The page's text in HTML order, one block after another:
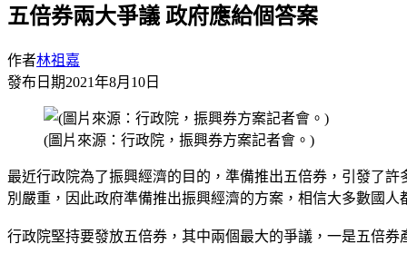
五倍券兩大爭議 政府應給個答案
作者林祖嘉
發布日期2021年8月10日
(圖片來源：行政院，振興券方案記者會。)
最近行政院為了振興經濟的目的，準備推出五倍券，引發了
別嚴重，因此政府準備推出振興經濟的方案，相信大多數國
行政院堅持要發放五倍券，其中兩個最大的爭議，一是五倍